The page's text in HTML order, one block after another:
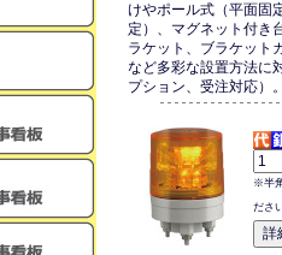
けやポール式（平面固
定）、マグネット付き
ラケット、ブラケット
など多彩な設置方法に
プション、受注対応）
※半
ださ